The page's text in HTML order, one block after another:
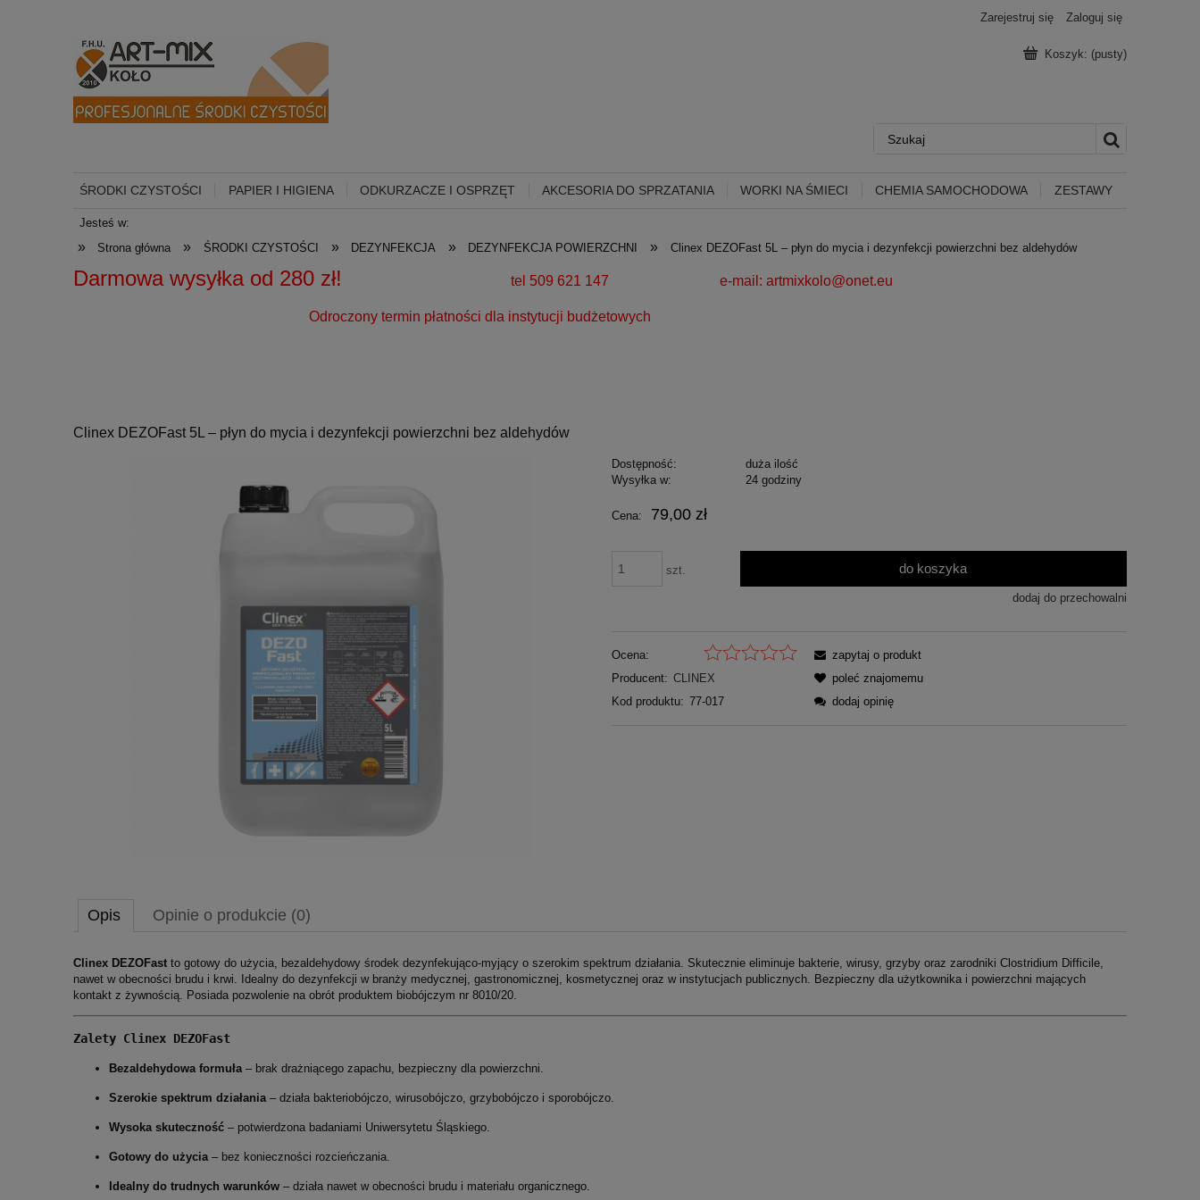
Zarejestruj się Zaloguj się
Koszyk: (pusty)
ŚRODKI CZYSTOŚCI PAPIER I HIGIENA ODKURZACZE I OSPRZĘT AKCESORIA DO SPRZATANIA WORKI NA ŚMIECI CHEMIA SAMOCHODOWA ZESTAWY
Jesteś w:
» Strona główna » ŚRODKI CZYSTOŚCI » DEZYNFEKCJA » DEZYNFEKCJA POWIERZCHNI » Clinex DEZOFast 5L – płyn do mycia i dezynfekcji powierzchni bez aldehydów
Darmowa wysyłka od 280 zł! tel 509 621 147 e-mail: artmixkolo@onet.eu
Odroczony termin płatności dla instytucji budżetowych
Clinex DEZOFast 5L – płyn do mycia i dezynfekcji powierzchni bez aldehydów
Dostępność:
duża ilość
Wysyłka w:
24 godziny
Cena: 79,00 zł
szt. do koszyka
dodaj do przechowalni
Ocena:
Producent: CLINEX
Kod produktu: 77-017
zapytaj o produkt
poleć znajomemu
dodaj opinię
Opis Opinie o produkcie (0)
Clinex DEZOFast to gotowy do użycia, bezaldehydowy środek dezynfekująco-myjący o szerokim spektrum działania. Skutecznie eliminuje bakterie, wirusy, grzyby oraz zarodniki Clostridium Difficile,
nawet w obecności brudu i krwi. Idealny do dezynfekcji w branży medycznej, gastronomicznej, kosmetycznej oraz w instytucjach publicznych. Bezpieczny dla użytkownika i powierzchni mających
kontakt z żywnością. Posiada pozwolenie na obrót produktem biobójczym nr 8010/20.
Zalety Clinex DEZOFast
Bezaldehydowa formuła – brak drażniącego zapachu, bezpieczny dla powierzchni.
Szerokie spektrum działania – działa bakteriobójczo, wirusobójczo, grzybobójczo i sporobójczo.
Wysoka skuteczność – potwierdzona badaniami Uniwersytetu Śląskiego.
Gotowy do użycia – bez konieczności rozcieńczania.
Idealny do trudnych warunków – działa nawet w obecności brudu i materiału organicznego.